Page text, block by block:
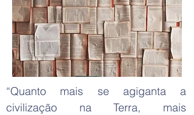
“Quanto mais se agiganta a
civilização na Terra, mais